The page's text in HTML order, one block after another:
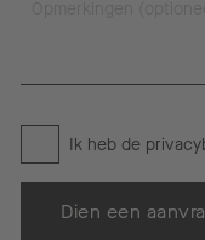
Ik heb de
Dien een